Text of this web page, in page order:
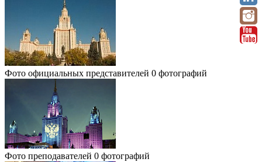
Фото официальных представителей 0 фотографий
Фото преподавателей 0 фотографий